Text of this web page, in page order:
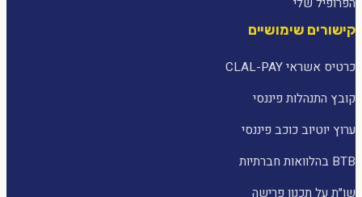
קישורים שימושיים
כרטיס אשראי CLAL-PAY
קובץ התנהלות פיננסי
ערוץ יוטיוב כוכב פיננסי
BTB בהלוואות חברתיות
שו״ת על תכנון פרישה